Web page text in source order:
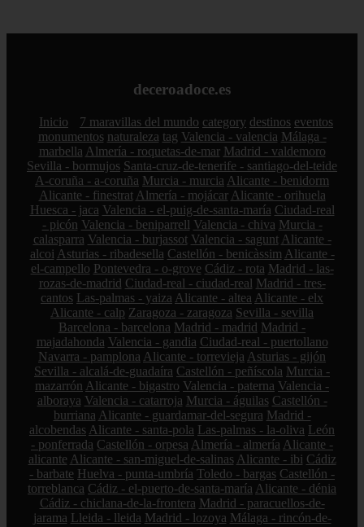
deceroadoce.es
Inicio 7 maravillas del mundo category destinos eventos
monumentos naturaleza tag Valencia - valencia Málaga -
marbella Almería - roquetas-de-mar Madrid - valdemoro
Sevilla - bormujos Santa-cruz-de-tenerife - santiago-del-teide
A-coruña - a-coruña Murcia - murcia Alicante - benidorm
Alicante - finestrat Almería - mojácar Alicante - orihuela
Huesca - jaca Valencia - el-puig-de-santa-maría Ciudad-real
- picón Valencia - beniparrell Valencia - chiva Murcia -
calasparra Valencia - burjassot Valencia - sagunt Alicante -
alcoi Asturias - ribadesella Castellón - benicàssim Alicante -
el-campello Pontevedra - o-grove Cádiz - rota Madrid - las-
rozas-de-madrid Ciudad-real - ciudad-real Madrid - tres-
cantos Las-palmas - yaiza Alicante - altea Alicante - elx
Alicante - calp Zaragoza - zaragoza Sevilla - sevilla
Barcelona - barcelona Madrid - madrid Madrid -
majadahonda Valencia - gandia Ciudad-real - puertollano
Navarra - pamplona Alicante - torrevieja Asturias - gijón
Sevilla - alcalá-de-guadaíra Castellón - peñíscola Murcia -
mazarrón Alicante - bigastro Valencia - paterna Valencia -
alboraya Valencia - catarroja Murcia - águilas Castellón -
burriana Alicante - guardamar-del-segura Madrid -
alcobendas Alicante - santa-pola Las-palmas - la-oliva León
- ponferrada Castellón - orpesa Almería - almería Alicante -
alicante Alicante - san-miguel-de-salinas Alicante - ibi Cádiz
- barbate Huelva - punta-umbría Toledo - bargas Castellón -
torreblanca Cádiz - el-puerto-de-santa-maría Alicante - dénia
Cádiz - chiclana-de-la-frontera Madrid - paracuellos-de-
jarama Lleida - lleida Madrid - lozoya Málaga - rincón-de-